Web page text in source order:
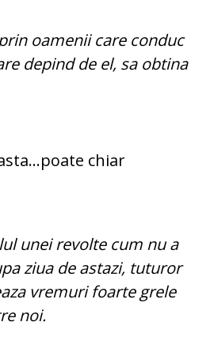
oamenii care conduc
depind de el, sa obtina
chiar
unei revolte cum nu a
ziua de astazi, tuturor
vremuri foarte grele
noi.